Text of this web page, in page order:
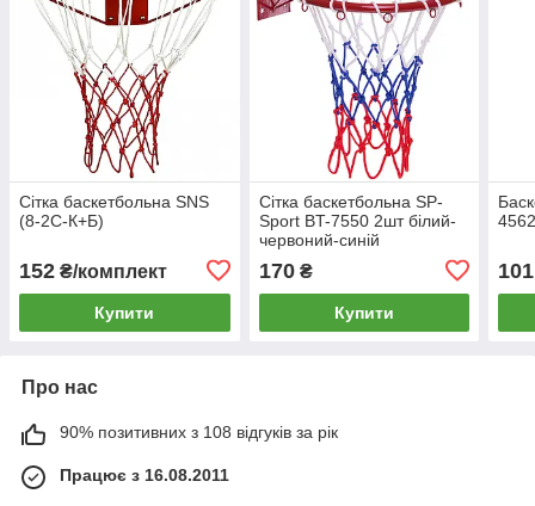
Сітка баскетбольна SNS
(8-2C-К+Б)
152 ₴/комплект
Купити
Сітка баскетбольна SP-
Sport BT-7550 2шт білий-
червоний-синій
170₴
Купити
101
Про нас
90% позитивних з 108 відгуків за рік
Працює з 16.08.2011